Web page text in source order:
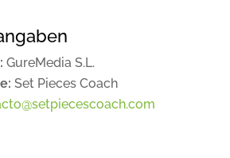
GureMedia S.L.
Set Pieces Coach